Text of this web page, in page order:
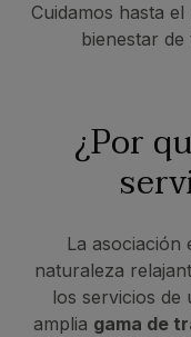
Cuidamos hasta
bienestar
¿Por
La asociación
naturaleza
los servicios de
amplia gama de